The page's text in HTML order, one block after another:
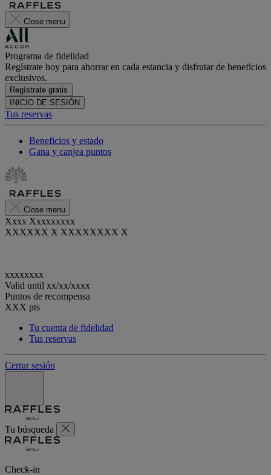
Close menu
Programa de fidelidad
Regístrate hoy para ahorrar en cada estancia y disfrutar de beneficios
exclusivos.
Regístrate gratis
INICIO DE SESIÓN
Tus reservas
Beneficios y estado
Gana y canjea puntos
Close menu
Xxxx Xxxxxxxxx
XXXXXX X XXXXXXXX X
xxxxxxxx
Valid until xx/xx/xxxx
Puntos de recompensa
XXX pts
Tu cuenta de fidelidad
Tus reservas
Cerrar sesión
Tu búsqueda
Check-in